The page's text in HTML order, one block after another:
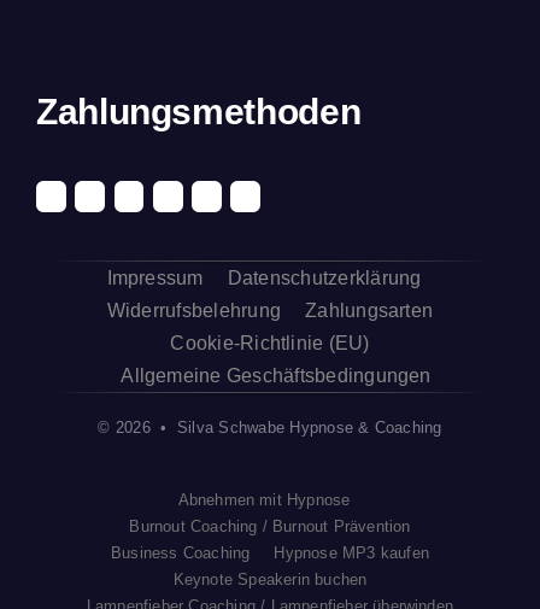
Zahlungsmethoden
Impressum
Datenschutzerklärung
Widerrufsbelehrung
Zahlungsarten
Cookie-Richtlinie (EU)
Allgemeine Geschäftsbedingungen
© 2026 • Silva Schwabe Hypnose & Coaching
Abnehmen mit Hypnose
Burnout Coaching / Burnout Prävention
Business Coaching
Hypnose MP3 kaufen
Keynote Speakerin buchen